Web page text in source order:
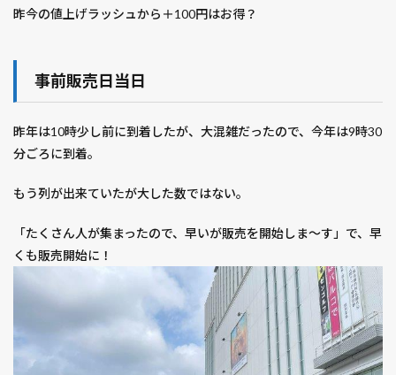
昨今の値上げラッシュから＋100円はお得？
事前販売日当日
昨年は10時少し前に到着したが、大混雑だったので、今年は9時30
分ごろに到着。
もう列が出来ていたが大した数ではない。
「たくさん人が集まったので、早いが販売を開始しま～す」で、早
くも販売開始に！